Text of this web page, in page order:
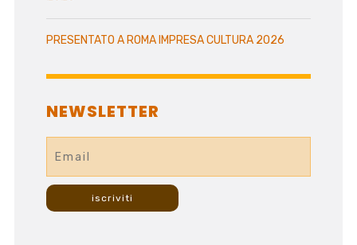
PRESENTATO A ROMA IMPRESA CULTURA 2026
NEWSLETTER